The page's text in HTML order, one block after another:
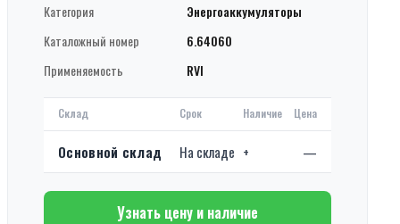
Категория
Энергоаккумуляторы
Каталожный номер
6.64060
Применяемость
RVI
Склад Срок Наличие Цена
Основной склад На складе + —
Узнать цену и наличие